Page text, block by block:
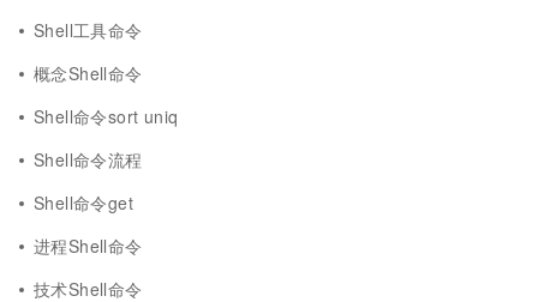
Shell工具命令
概念Shell命令
Shell命令sort uniq
Shell命令流程
Shell命令get
进程Shell命令
技术Shell命令